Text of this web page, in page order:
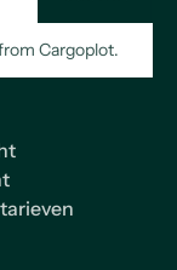
Cargoplot.